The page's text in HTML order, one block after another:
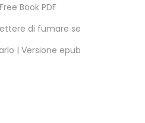
Book PDF
di fumare se
| Versione epub